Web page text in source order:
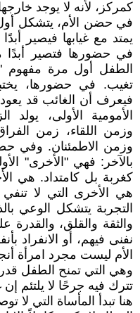
كمركز، لأنه لا يوجد
في حضن الأم، يتشكل
يمتد مع غيابها فيصير
في حضورها فتصير أبدًا
الطفل أول مرة مفهوم
تغيب. في حضورها،
فيعرف أن الغائب قد
الأمومية الأولى، يولد
وزمن اللقاء، زمن
وزمن الاطمئنان. وفي
بالآخر: فهي "الأخرى"
كغربة بل كامتداد. هي
هي الأخرى التي لا
التجربة يتشكل الوعي
والثقة والقلق،
نفنى فيهم، أو الانفراد
الأم ليست مجرد امرأة
وهي التي تمنح الطفل
تترك فيه جرحًا لا يلتئم
هنا تبدأ المأساة التي